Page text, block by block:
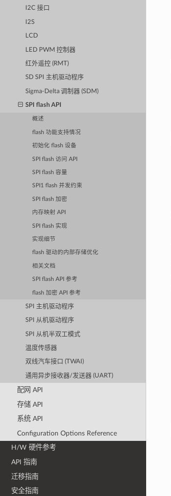
I2C 接口
I2S
LCD
LED PWM 控制器
红外遥控 (RMT)
SD SPI 主机驱动程序
Sigma-Delta 调制器 (SDM)
SPI flash API
概述
flash 功能支持情况
初始化 flash 设备
SPI flash 访问 API
SPI flash 容量
SPI1 flash 并发约束
SPI flash 加密
内存映射 API
SPI flash 实现
实现细节
flash 驱动的内部存储优化
相关文档
SPI flash API 参考
flash 加密 API 参考
SPI 主机驱动程序
SPI 从机驱动程序
SPI 从机半双工模式
温度传感器
双线汽车接口 (TWAI)
通用异步接收器/发送器 (UART)
配网 API
存储 API
系统 API
Configuration Options Reference
H/W 硬件参考
API 指南
迁移指南
安全指南